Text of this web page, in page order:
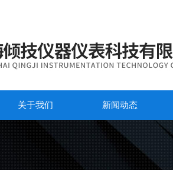
关于我们 新闻动态